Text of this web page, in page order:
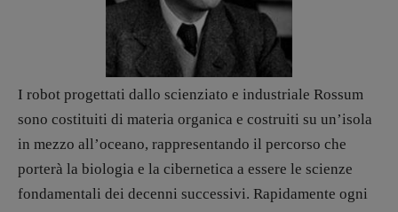
[anna.dare.comunicazione@gmail. com]
Coordinamento Fumetti:
Fabio Malagnini
[fabio.malagnini@gmail.
com]
Coordinamento Pulp for kids e social
media:
[valentina.marcoli@gmail.
ARCHIVIO E AUTORI
I robot progettati dallo scienziato e industriale Rossum
sono costituiti di materia organica e costruiti su un’isola
in mezzo all’oceano, rappresentando il percorso che
porterà la biologia e la cibernetica a essere le scienze
fondamentali dei decenni successivi. Rapidamente ogni